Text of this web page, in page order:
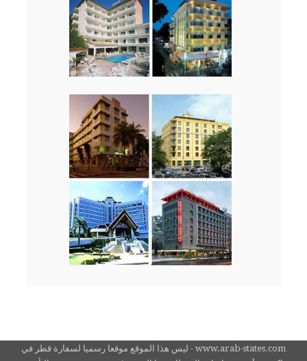
www.arab-states.com - ليس هذا الموقع موقعا رسميا لسفارة قطر في